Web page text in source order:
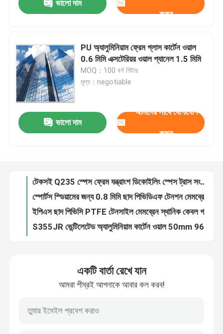
বাড়ি
পণ্য
যোগাযোগ করুন
খবর
ভালো দাম
করুন
PU অ্যালুমিনিয়াম ফ্রেম গ্লাস কার্টেন ওয়াল
0.6 মিমি এক্সটেরিয়র ওয়াল প্যানেল 1.5 মিমি
MOQ：100 বর্গ মিটার
মূল্য：negotiable
ভালো দাম
আমাদের সাথে যোগাযোগ
করুন
Q235 স্ট্যান্ডিং সীম মেটাল ছাদ রক্ষণাবেক্ষণ 50mm PU সাইডিং প্যানেল
স্থিতিশীলতা ইপিএস ইস্পাত স্পেস ফ্রেম ছাদ সাসপেনশন গ্রেট 0.326-0.8 মিমি
S235JR স্পেস ফ্রেম নোড সংযোগকারী 0.6 মিমি ছাদ GB উচ্চ শক্তি
একটি বার্তা রেখে যান
আমরা শীঘ্রই আপনাকে আবার কল করব!